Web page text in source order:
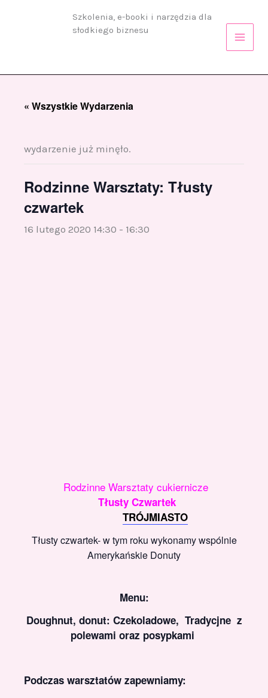
Szkolenia, e-booki i narzędzia dla
słodkiego biznesu
« Wszystkie Wydarzenia
wydarzenie już minęło.
Rodzinne Warsztaty: Tłusty
czwartek
16 lutego 2020 14:30 - 16:30
Rodzinne Warsztaty cukiernicze
Tłusty Czwartek
TRÓJMIASTO
Tłusty czwartek- w tym roku wykonamy wspólnie
Amerykańskie Donuty
Menu:
Doughnut, donut: Czekoladowe, Tradycjne z
polewami oraz posypkami
Podczas warsztatów zapewniamy: